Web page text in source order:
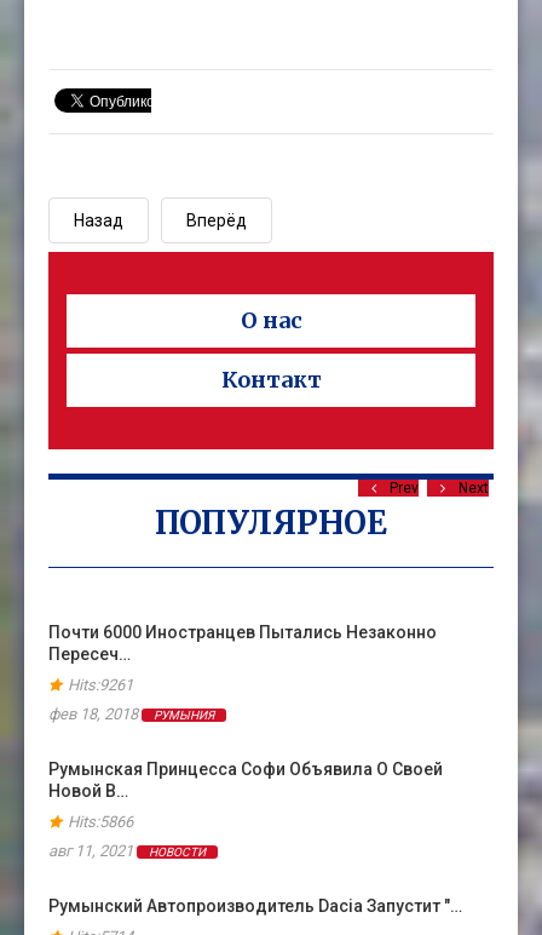
Назад Вперёд
О нас
Контакт
ПОПУЛЯРНОЕ
Prev Next
Почти 6000 Иностранцев Пытались Незаконно
Пересеч…
Hits:9261
фев 18, 2018
РУМЫНИЯ
Румынская Принцесса Софи Объявила О Своей
Новой В…
Hits:5866
авг 11, 2021
НОВОСТИ
Румынский Автопроизводитель Dacia Запустит "…